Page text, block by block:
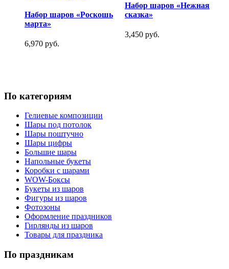
Набор шаров «Роскошь
марта»
6,970 руб.
Набор шаров «Нежная
сказка»
3,450 руб.
По категориям
Гелиевые композиции
Шары под потолок
Шары поштучно
Шары цифры
Большие шары
Напольные букеты
Коробки с шарами
WOW-Боксы
Букеты из шаров
Фигуры из шаров
Фотозоны
Оформление праздников
Гирлянды из шаров
Товары для праздника
По праздникам